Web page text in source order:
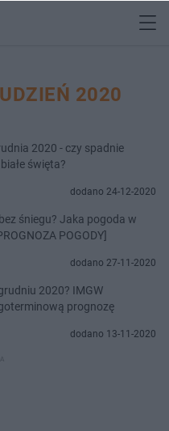
2020
2020 - czy spadnie
święta?
dodano 24-12-2020
śniegu? Jaka pogoda w
POGODY]
dodano 27-11-2020
2020? IMGW
prognozę
dodano 13-11-2020